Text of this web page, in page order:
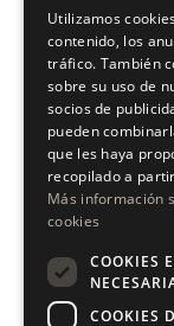
Utilizamos
contenido, los
tráfico. También
sobre su uso de
socios de
pueden
que les haya
recopilado a
Más información
cookies
COOKIES
COOKIES